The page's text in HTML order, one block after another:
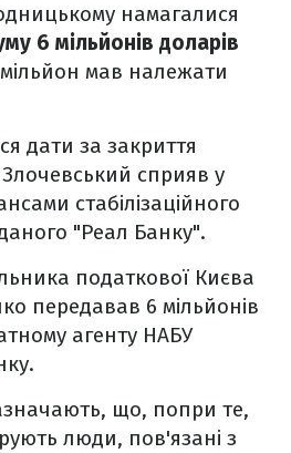
намагалися
6 мільйонів доларів
мав належати
дати за закриття
Злочевський сприяв у
стабілізаційного
"Реал Банку".
податкової Києва
передавав 6 мільйонів
агенту НАБУ
що, попри те,
люди, пов'язані з